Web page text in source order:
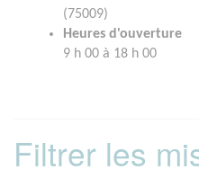
(75009)
Heures d'ouverture
9 h 00 à 18 h 00
Filtrer les